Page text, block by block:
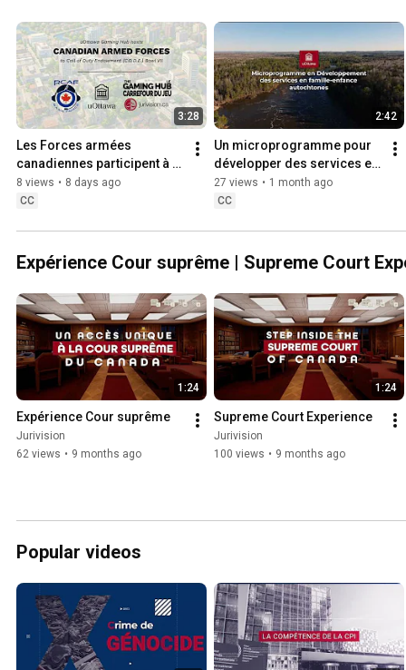
3:28
Les Forces armées
canadiennes participent à
un tournoi international de
Call of Duty à uOttawa
8 views • 8 days ago
CC
2:42
Un microprogramme pour
développer des services en
famille-enfance
autochtones
27 views • 1 month ago
CC
Expérience Cour suprême | Supreme Court
1:24
Expérience Cour suprême
Jurivision
62 views • 9 months ago
1:24
Supreme Court Experience
Jurivision
100 views • 9 months ago
Popular videos